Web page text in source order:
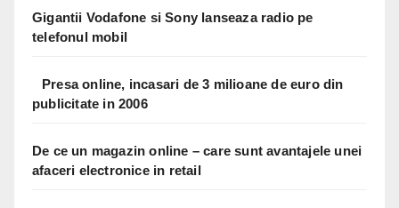
Gigantii Vodafone si Sony lanseaza radio pe
telefonul mobil
Presa online, incasari de 3 milioane de euro din
publicitate in 2006
De ce un magazin online – care sunt avantajele unei
afaceri electronice in retail